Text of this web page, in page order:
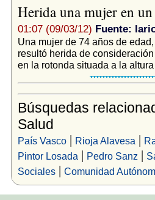
Herida una mujer en
01:07 (09/03/12) Fuente:
Una mujer de 74 años de
resultó herida de
en la rotonda situada a la
Búsquedas
Salud
País Vasco| Rioja Alavesa |
Pintor Losada | Pedro Sanz |
Sociales| Comunidad